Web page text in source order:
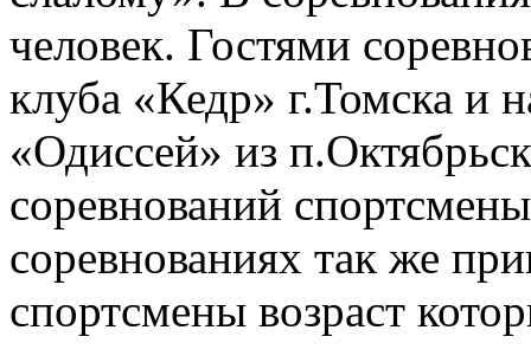
человек. Гостями
клуба «Кедр» г.Томска и
«Одиссей» из
соревнований
соревнованиях так же
спортсмены возраст